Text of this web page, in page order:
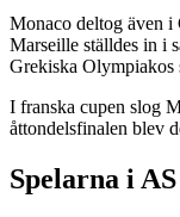
Monaco deltog även i
Marseille ställdes in i
Grekiska Olympiakos
I franska cupen slog
åttondelsfinalen blev
Spelarna i